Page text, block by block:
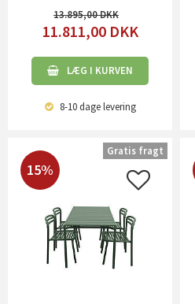
13.895,00
11.811,00 DKK
LÆG I KURVEN
8-10 dagelevering
15%
Gratis fragt